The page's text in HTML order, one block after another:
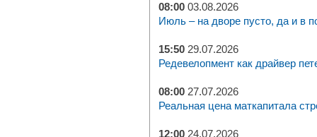
08:00 03.08.2026
Июль – на дворе пусто, да и в
15:50 29.07.2026
Редевелопмент как драйвер
08:00 27.07.2026
Реальная цена маткапитала
12:00 24.07.2026